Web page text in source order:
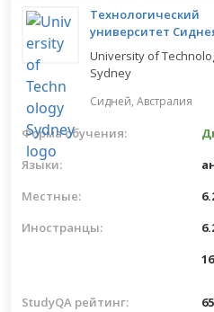
Технологический
университет
University of
Sydney
Сидней, Австралия
Форма обучения:
Языки:
Местные:
Иностранцы:
StudyQA рейтинг: